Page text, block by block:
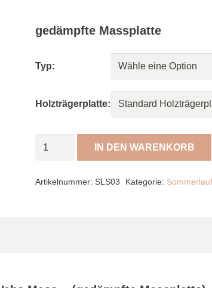
gedämpfte Massplatte
Typ:
Holzträgerplatte:
Sommerlaufsohle
IN DEN WARENKORB
Artikelnummer:SLS03 Kategorie: